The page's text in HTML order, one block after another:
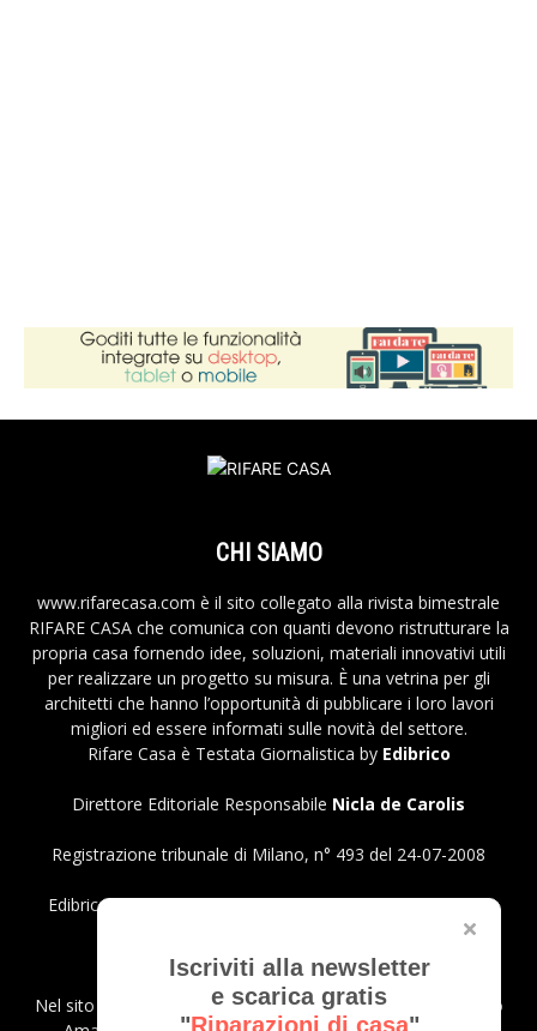
Iscriviti alla newsletter
e scarica gratis
"Riparazioni di casa"
CHI SIAMO
www.rifarecasa.com è il sito collegato alla rivista bimestrale
RIFARE CASA che comunica con quanti devono ristrutturare la
propria casa fornendo idee, soluzioni, materiali innovativi utili
per realizzare un progetto su misura. È una vetrina per gli
architetti che hanno l’opportunità di pubblicare i loro lavori
migliori ed essere informati sulle novità del settore.
Rifare Casa è Testata Giornalistica by Edibrico
Direttore Editoriale Responsabile Nicla de Carolis
Registrazione tribunale di Milano, n° 493 del 24-07-2008
Edibrico srl - Viale Emilio Caldara, 44 - 20122 Milano P.iva
Privacy Policy
Nel sito sono presenti prodotti Amazon; in qualità di Affiliato